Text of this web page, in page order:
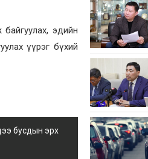
байгуулах, эдийн
үүрэг бүхий
бусдын эрх